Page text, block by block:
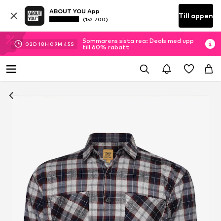
ABOUT YOU App
(152 700) Till appen
02D 18H 09M 45S
Sommarens sista rea: Deals med upp
till 60% rabatt